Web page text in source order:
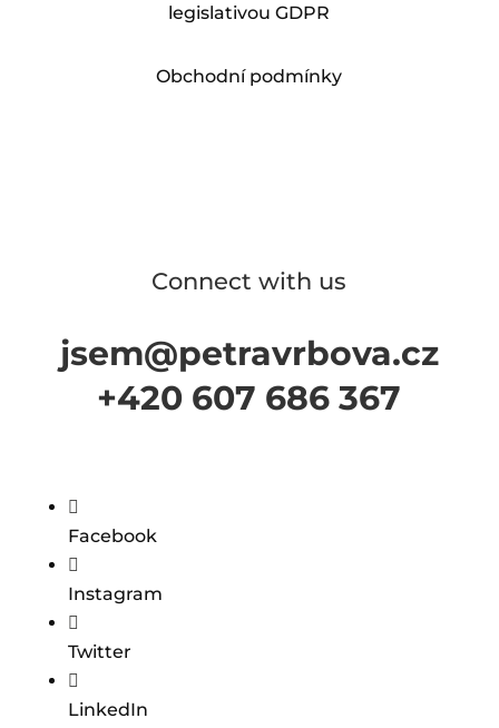
legislativou GDPR
Obchodní podmínky
Connect with us
jsem@petravrbova.cz
+420 607 686 367

Facebook

Instagram

Twitter

LinkedIn